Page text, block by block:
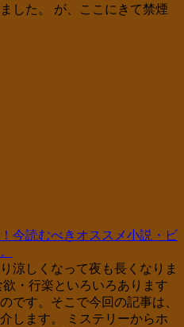
した。 が、ここにきて禁煙
今読むべきオススメ小説・ビ
涼しくなって夜も長くなりま
・行楽といろいろあります
です。そこで今回の記事は、
します。 ミステリーからホ